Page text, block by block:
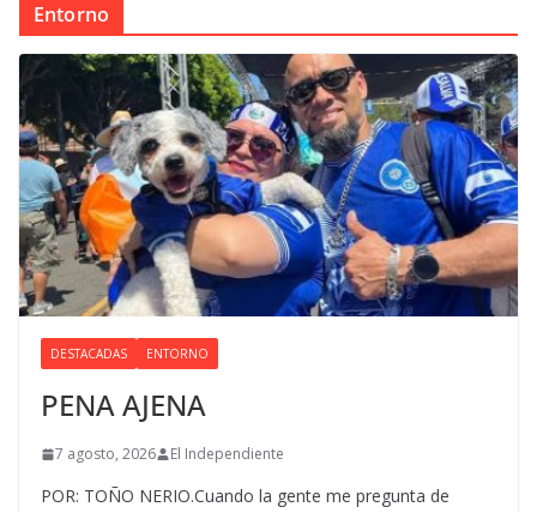
Entorno
DESTACADAS ENTORNO
PENA AJENA
7 agosto, 2026 El Independiente
POR: TOÑO NERIO.Cuando la gente me pregunta de